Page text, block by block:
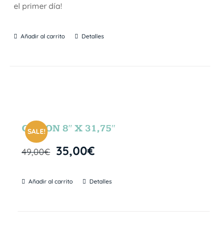
el primer día!
Añadir al carrito Detalles
SALE!
GIBSON 8″ X 31,75″
49,00€ 35,00€
Añadir al carrito Detalles